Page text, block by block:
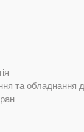
інструментів
/ Ножицеподібні
та обладнання